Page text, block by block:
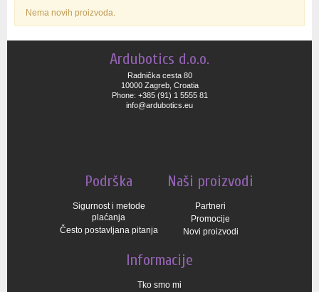
Nema novih proizvoda.
Ardubotics d.o.o.
Radnička cesta 80
10000 Zagreb, Croatia
Phone: +385 (91) 1 5555 81
info@ardubotics.eu
Podrška
Sigurnost i metode
plaćanja
Često postavljana pitanja
Naši proizvodi
Partneri
Promocije
Novi proizvodi
Informacije
Tko smo mi